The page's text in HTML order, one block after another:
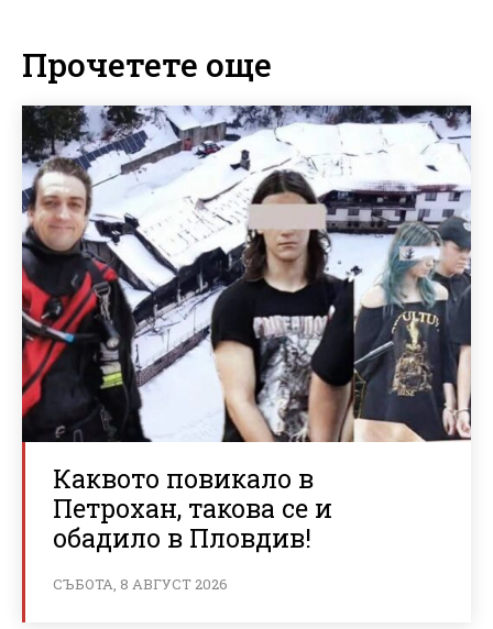
Прочетете още
Каквото повикало в
Петрохан, такова се и
обадило в Пловдив!
СЪБОТА, 8 АВГУСТ 2026